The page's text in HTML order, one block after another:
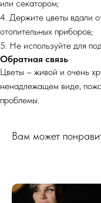
или секатором;
4. Держите цветы вдали
отопительных приборов;
5. Не используйте для
Обратная связь
Цветы – живой и очень
ненадлежащем виде,
проблемы.
Вам может